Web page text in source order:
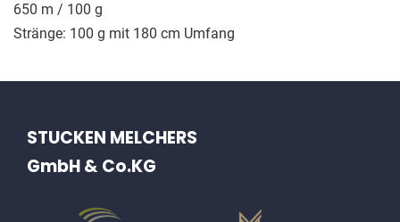
650 m / 100 g
Stränge: 100 g mit 180 cm Umfang
STUCKEN MELCHERS
GmbH & Co.KG